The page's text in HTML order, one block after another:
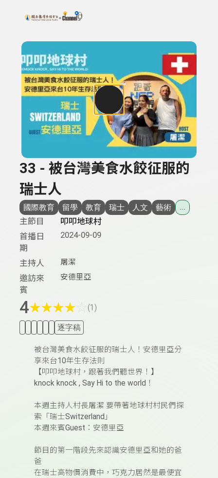
上方功能區塊
搜尋關鍵字：可輸入節目名稱、主持人或關鍵字
33 - 被台灣美食水餃征服的
瑞士人
國際教育 留學 教育 瑞士 人文 藝術 ...
主節目
叩叩地球村
首播日
期
2024-09-09
主持人 屠潔
邀訪來
賓
安德里亞
4★★★★ (1)
逐字稿
被台灣美食水餃征服的瑞士人！安德里亞分
享來台10年生存法則
【叩叩地球村，跟著我們聽世界！】
knock knock , Say Hi to the world ！
本週主持人村長屠潔 要帶著地球村村民們探
索「瑞士Switzerland 」
本週來賓Guest ：安德里亞
節目的第一階段先來認識安德里亞和她的爸
爸
在瑞士高物價消費中，巧克力居然是最便宜